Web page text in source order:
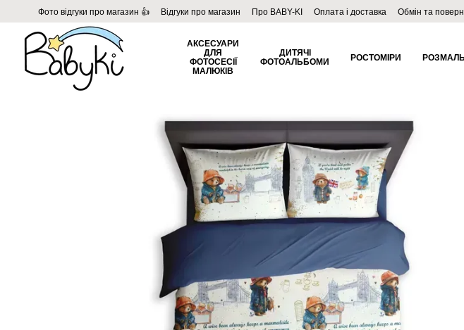
Перейти до основного контенту
Фото відгуки про магазин 👍 Відгуки про магазин Про BABY-KI Оплата і доставка Обмін та
Угода користувача
Договір публічної оферти Блог
АКСЕСУАРИ
ДЛЯ
ФОТОСЕСІЇ
МАЛЮКІВ
ДИТЯЧІ
ФОТОАЛЬБОМИ
РОСТОМІРИ